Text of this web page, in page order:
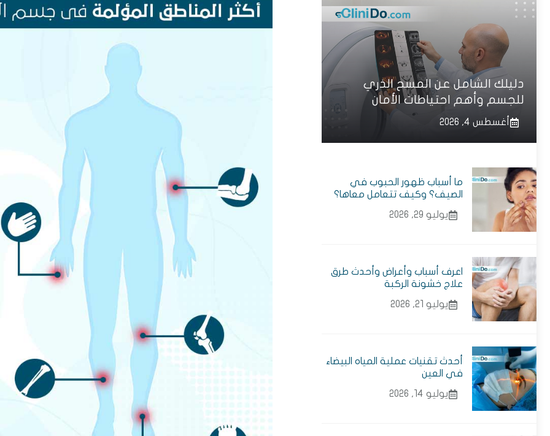
دليلك الشامل عن المسح الذري
للجسم وأهم احتياطات الأمان
أغسطس 4, 2026
ما أسباب ظهور الحبوب في
الصيف؟ وكيف تتعامل معاها؟
يوليو 29, 2026
اعرف أسباب وأعراض وأحدث طرق
علاج خشونة الركبة
يوليو 21, 2026
أحدث تقنيات عملية المياه البيضاء
في العين
يوليو 14, 2026